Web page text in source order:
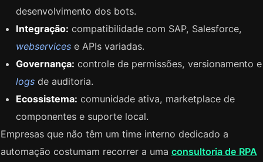
desenvolvimento dos bots.
Integração: compatibilidade com SAP, Salesforce,
webservices e APIs variadas.
Governança: controle de permissões, versionamento e
logs de auditoria.
Ecossistema: comunidade ativa, marketplace de
componentes e suporte local.
Empresas que não têm um time interno dedicado a
automação costumam recorrer a uma consultoria de RPA